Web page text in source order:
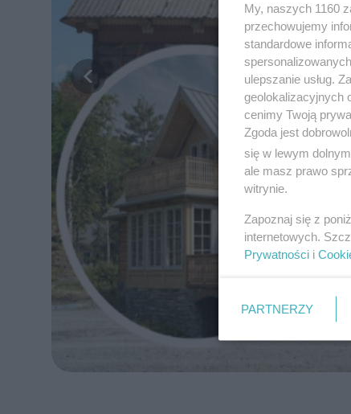
My, naszych 1160
przechowujemy
standardowe
ulepszanie usług.
geolokalizacyjnych
cenimy Twoją
Zgoda jest
się w lewym
ale masz prawo
witrynie.
Zapoznaj się z
internetowych.
Prywatności i
PARTNERZY